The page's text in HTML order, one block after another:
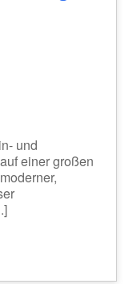
und
einer großen